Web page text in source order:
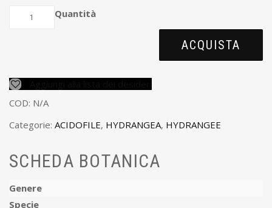
Quantità
ACQUISTA
COD: N/A
Categorie: ACIDOFILE, HYDRANGEA, HYDRANGEE
SCHEDA BOTANICA
Genere
Specie